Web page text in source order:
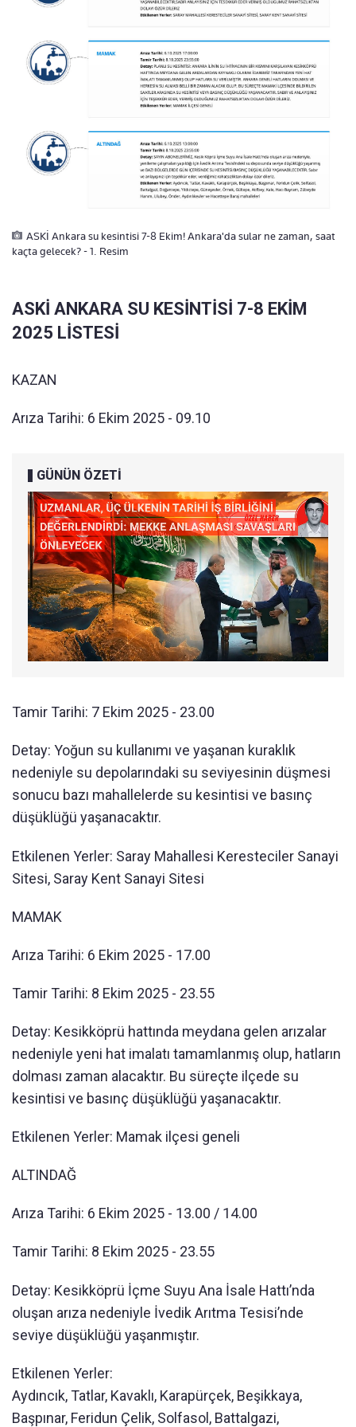
ASKİ Ankara su kesintisi 7-8 Ekim! Ankara'da sular ne zaman, saat
kaçta gelecek? - 1. Resim
ASKİ ANKARA SU KESİNTİSİ 7-8 EKİM
2025 LİSTESİ
KAZAN
Arıza Tarihi: 6 Ekim 2025 - 09.10
GÜNÜN ÖZETİ
Tamir Tarihi: 7 Ekim 2025 - 23.00
Detay: Yoğun su kullanımı ve yaşanan kuraklık
nedeniyle su depolarındaki su seviyesinin düşmesi
sonucu bazı mahallelerde su kesintisi ve basınç
düşüklüğü yaşanacaktır.
Etkilenen Yerler: Saray Mahallesi Keresteciler Sanayi
Sitesi, Saray Kent Sanayi Sitesi
MAMAK
Arıza Tarihi: 6 Ekim 2025 - 17.00
Tamir Tarihi: 8 Ekim 2025 - 23.55
Detay: Kesikköprü hattında meydana gelen arızalar
nedeniyle yeni hat imalatı tamamlanmış olup, hatların
dolması zaman alacaktır. Bu süreçte ilçede su
kesintisi ve basınç düşüklüğü yaşanacaktır.
Etkilenen Yerler: Mamak ilçesi geneli
ALTINDAĞ
Arıza Tarihi: 6 Ekim 2025 - 13.00 / 14.00
Tamir Tarihi: 8 Ekim 2025 - 23.55
Detay: Kesikköprü İçme Suyu Ana İsale Hattı’nda
oluşan arıza nedeniyle İvedik Arıtma Tesisi’nde
seviye düşüklüğü yaşanmıştır.
Etkilenen Yerler:
Aydıncık, Tatlar, Kavaklı, Karapürçek, Beşikkaya,
Başpınar, Feridun Çelik, Solfasol, Battalgazi,